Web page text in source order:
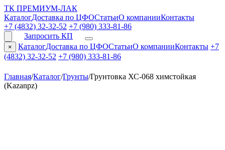
ТК ПРЕМИУМ-ЛАК
КаталогДоставка по ЦФОСтатьиО компанииКонтакты
+7 (4832) 32-32-52 +7 (980) 333-81-86
Запросить КП
× КаталогДоставка по ЦФОСтатьиО компанииКонтакты +7
(4832) 32-32-52 +7 (980) 333-81-86
Главная/Каталог/Грунты/Грунтовка ХС-068 химстойкая
(Kazanpz)